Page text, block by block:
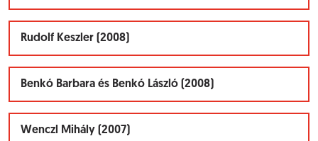
Rudolf Keszler (2008)
Benkó Barbara és Benkó László (2008)
Wenczl Mihály (2007)